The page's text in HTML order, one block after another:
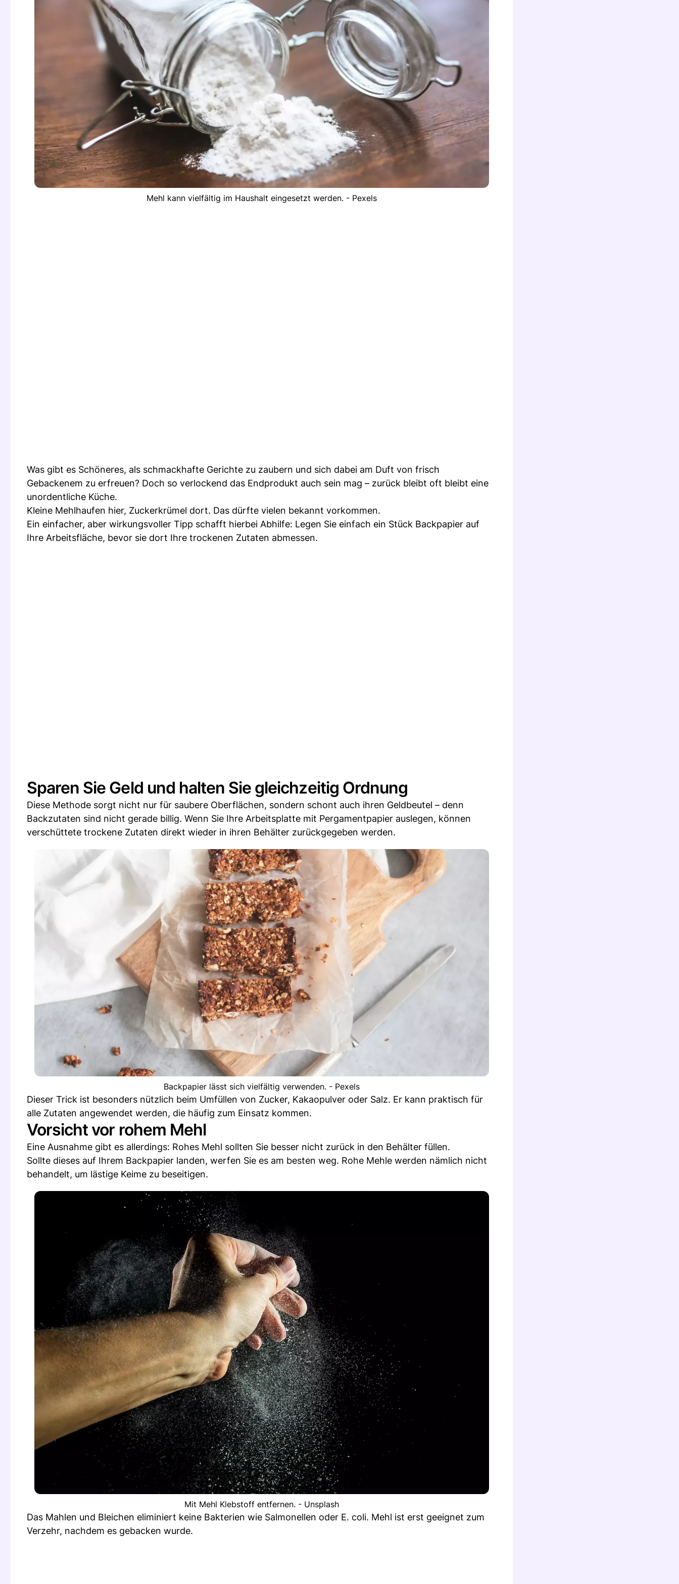
Mehl kann vielfältig im Haushalt eingesetzt werden. - Pexels
Was gibt es Schöneres, als schmackhafte Gerichte zu zaubern und sich dabei am Duft von frisch
Gebackenem zu erfreuen? Doch so verlockend das Endprodukt auch sein mag – zurück bleibt oft bleibt eine
unordentliche Küche.
Kleine Mehlhaufen hier, Zuckerkrümel dort. Das dürfte vielen bekannt vorkommen.
Ein einfacher, aber wirkungsvoller Tipp schafft hierbei Abhilfe: Legen Sie einfach ein Stück Backpapier auf
Ihre Arbeitsfläche, bevor sie dort Ihre trockenen Zutaten abmessen.
Sparen Sie Geld und halten Sie gleichzeitig Ordnung
Diese Methode sorgt nicht nur für saubere Oberflächen, sondern schont auch ihren Geldbeutel – denn
Backzutaten sind nicht gerade billig. Wenn Sie Ihre Arbeitsplatte mit Pergamentpapier auslegen, können
verschüttete trockene Zutaten direkt wieder in ihren Behälter zurückgegeben werden.
Backpapier lässt sich vielfältig verwenden. - Pexels
Dieser Trick ist besonders nützlich beim Umfüllen von Zucker, Kakaopulver oder Salz. Er kann praktisch für
alle Zutaten angewendet werden, die häufig zum Einsatz kommen.
Vorsicht vor rohem Mehl
Eine Ausnahme gibt es allerdings: Rohes Mehl sollten Sie besser nicht zurück in den Behälter füllen.
Sollte dieses auf Ihrem Backpapier landen, werfen Sie es am besten weg. Rohe Mehle werden nämlich nicht
behandelt, um lästige Keime zu beseitigen.
Mit Mehl Klebstoff entfernen. - Unsplash
Das Mahlen und Bleichen eliminiert keine Bakterien wie Salmonellen oder E. coli. Mehl ist erst geeignet zum
Verzehr, nachdem es gebacken wurde.